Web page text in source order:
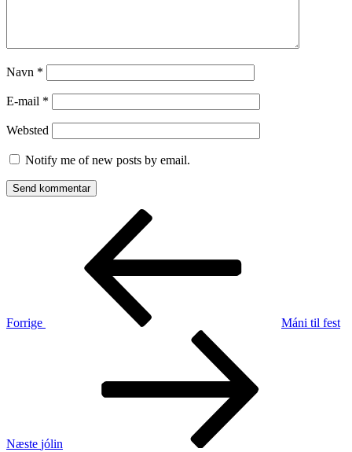
Navn *
E-mail *
Websted
Notify me of new posts by email.
Indlægsnavigation
Forrige
Máni til fest
Næste jólin